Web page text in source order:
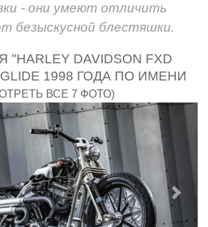
- они умеют отличить
безыскусной блестяшки.
DAVIDSON FXD
GLIDE 1998 ГОДА ПО ИМЕНИ
ВСЕ 7 ФОТО)